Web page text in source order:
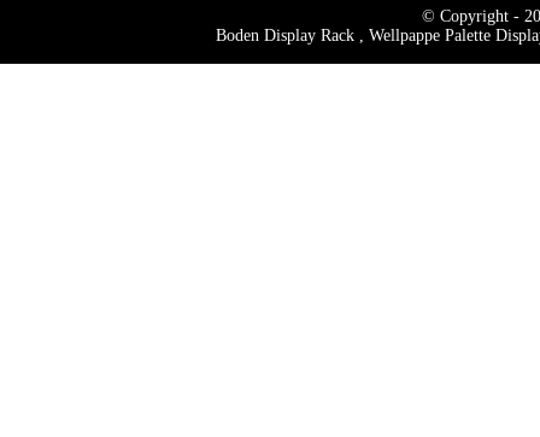
© Copyright -
Boden Display Rack
Wellpappe Palette